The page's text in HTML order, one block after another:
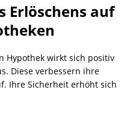
Erlöschens auf
Hypothek wirkt sich positiv
Diese verbessern ihre
Ihre Sicherheit erhöht sich